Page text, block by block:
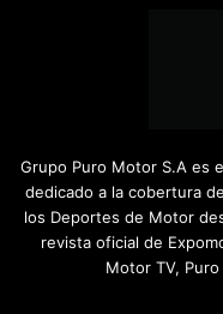
Grupo Puro Motor S.A es
dedicado a la cobertura
los Deportes de Motor
revista oficial de
Motor TV,